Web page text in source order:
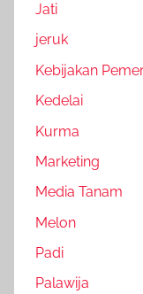
Jati
jeruk
Kebijakan
Kedelai
Kurma
Marketing
Media Tanam
Melon
Padi
Palawija